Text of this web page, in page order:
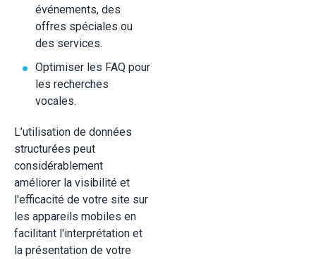
événements, des
offres spéciales ou
des services.
Optimiser les FAQ pour
les recherches
vocales.
L’utilisation de données
structurées peut
considérablement
améliorer la visibilité et
l'efficacité de votre site sur
les appareils mobiles en
facilitant l'interprétation et
la présentation de votre